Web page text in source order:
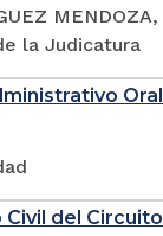
la Judicatura
del